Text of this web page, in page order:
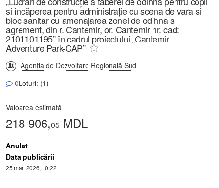
si încăperea pentru administrație cu scena de vara si
bloc sanitar cu amenajarea zonei de odihna si
agrement, din r. Cantemir, or. Cantemir nr. cad:
2101101195” în cadrul proiectului „Cantemir
Adventure Park-CAP”
Agenția de Dezvoltare Regională Sud
0Loturi: (1)
Valoarea estimată
218 906,05 MDL
Anulat
Data publicării
25 mart 2026, 10:22